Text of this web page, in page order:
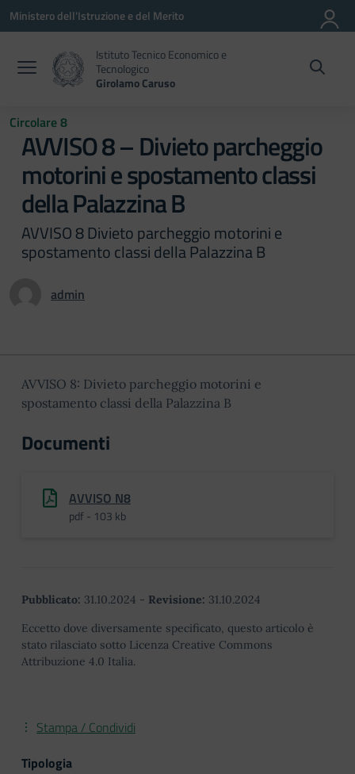
Vai ai contenuti
Vai al menu di navigazione
Vai al footer
Ministero dell'Istruzione e del Merito
Istituto Tecnico Economico e
Tecnologico
Girolamo Caruso
Circolare 8
AVVISO 8 – Divieto parcheggio
motorini e spostamento classi
della Palazzina B
AVVISO 8 Divieto parcheggio motorini e
spostamento classi della Palazzina B
admin
AVVISO 8: Divieto parcheggio motorini e
spostamento classi della Palazzina B
Documenti
AVVISO N8
pdf - 103 kb
Pubblicato: 31.10.2024 - Revisione: 31.10.2024
Eccetto dove diversamente specificato, questo articolo è
stato rilasciato sotto Licenza Creative Commons
Attribuzione 4.0 Italia.
Stampa / Condividi
Tipologia